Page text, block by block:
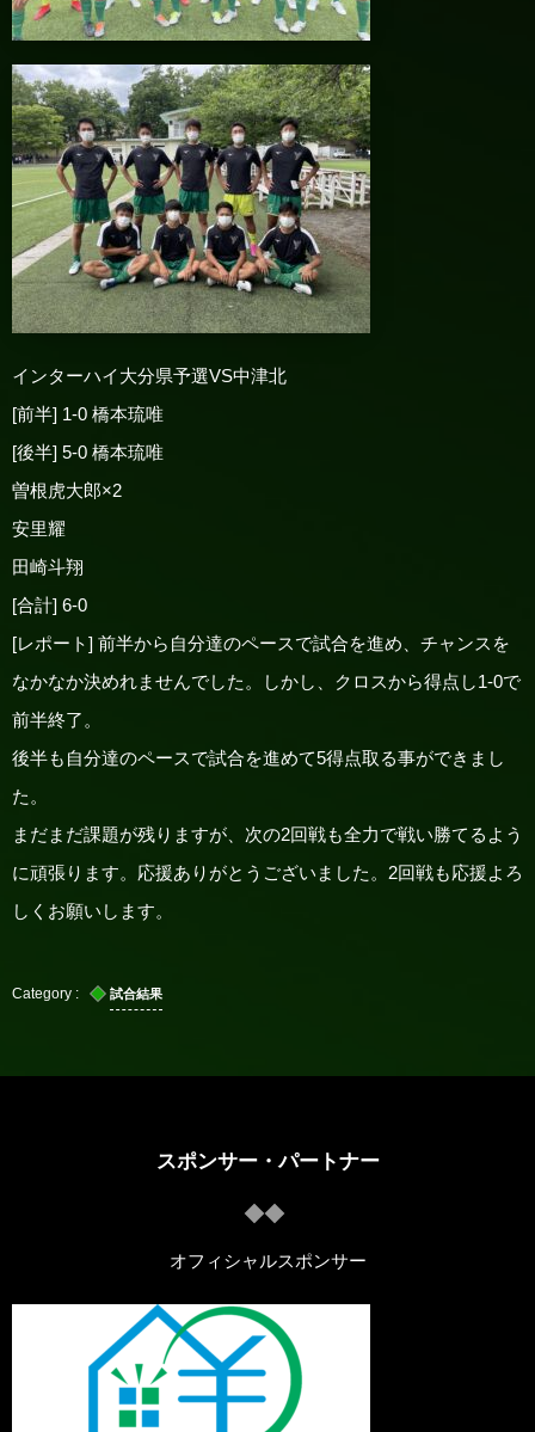
インターハイ大分県予選VS中津北
[前半] 1-0 橋本琉唯
[後半] 5-0 橋本琉唯
曽根虎大郎×2
安里耀
田崎斗翔
[合計] 6-0
[レポート] 前半から自分達のペースで試合を進め、チャンスを
なかなか決めれませんでした。しかし、クロスから得点し1-0で
前半終了。
後半も自分達のペースで試合を進めて5得点取る事ができまし
た。
まだまだ課題が残りますが、次の2回戦も全力で戦い勝てるよう
に頑張ります。応援ありがとうございました。2回戦も応援よろ
しくお願いします。
試合結果
スポンサー・パートナー
オフィシャルスポンサー